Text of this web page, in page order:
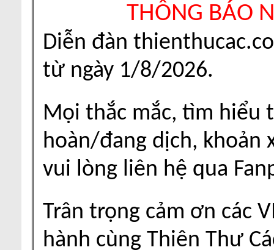
THÔNG BÁO
Diễn đàn
từ ngày 1/8/2026.
Mọi thắc mắc, tìm hiểu
hoàn/đang dịch, khoản
vui lòng liên hệ qua
Trân trọng cảm ơn các
hành cùng Thiên Thư